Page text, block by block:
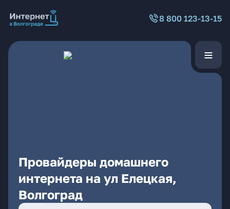
8 800 123-13-15
Провайдеры домашнего
интернета на ул Елецкая,
Волгоград